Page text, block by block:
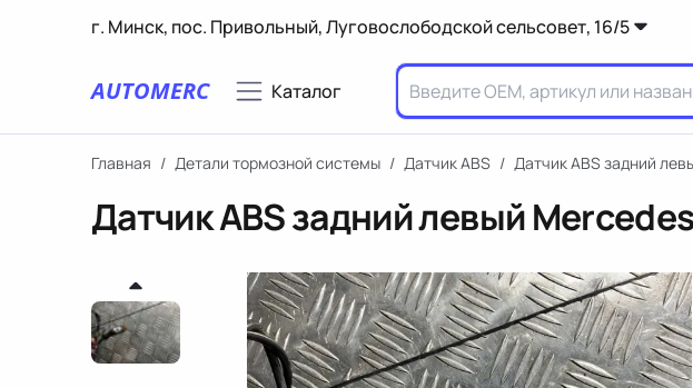
г. Минск, пос. Привольный, Луговослободской сельсовет, 16/5
AUTOMERC Каталог
Главная / Детали тормозной системы / Датчик ABS / Датчик ABS задний
Датчик ABS задний левый